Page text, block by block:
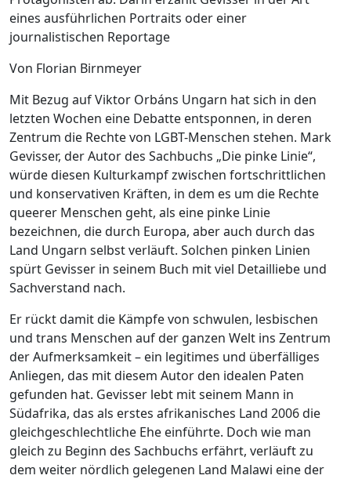
eines ausführlichen Portraits oder einer
journalistischen Reportage
Von Florian Birnmeyer
Mit Bezug auf Viktor Orbáns Ungarn hat sich in den
letzten Wochen eine Debatte entsponnen, in deren
Zentrum die Rechte von LGBT-Menschen stehen. Mark
Gevisser, der Autor des Sachbuchs „Die pinke Linie“,
würde diesen Kulturkampf zwischen fortschrittlichen
und konservativen Kräften, in dem es um die Rechte
queerer Menschen geht, als eine pinke Linie
bezeichnen, die durch Europa, aber auch durch das
Land Ungarn selbst verläuft. Solchen pinken Linien
spürt Gevisser in seinem Buch mit viel Detailliebe und
Sachverstand nach.
Er rückt damit die Kämpfe von schwulen, lesbischen
und trans Menschen auf der ganzen Welt ins Zentrum
der Aufmerksamkeit – ein legitimes und überfälliges
Anliegen, das mit diesem Autor den idealen Paten
gefunden hat. Gevisser lebt mit seinem Mann in
Südafrika, das als erstes afrikanisches Land 2006 die
gleichgeschlechtliche Ehe einführte. Doch wie man
gleich zu Beginn des Sachbuchs erfährt, verläuft zu
dem weiter nördlich gelegenen Land Malawi eine der